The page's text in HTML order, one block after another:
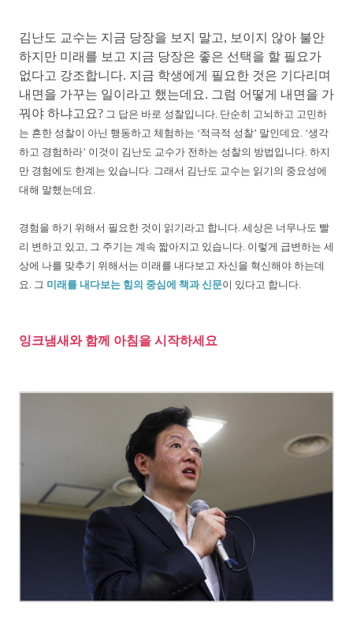
김난도 교수는 지금 당장을 보지 말고, 보이지 않아 불안
하지만 미래를 보고 지금 당장은 좋은 선택을 할 필요가
없다고 강조합니다. 지금 학생에게 필요한 것은 기다리며
내면을 가꾸는 일이라고 했는데요. 그럼 어떻게 내면을 가
꿔야 하냐고요? 그 답은 바로 성찰입니다. 단순히 고뇌하고 고민하
는 흔한 성찰이 아닌 행동하고 체험하는 ‘적극적 성찰’ 말인데요. ‘생각
하고 경험하라’ 이것이 김난도 교수가 전하는 성찰의 방법입니다. 하지
만 경험에도 한계는 있습니다. 그래서 김난도 교수는 읽기의 중요성에
대해 말했는데요.
경험을 하기 위해서 필요한 것이 읽기라고 합니다. 세상은 너무나도 빨
리 변하고 있고, 그 주기는 계속 짧아지고 있습니다. 이렇게 급변하는 세
상에 나를 맞추기 위해서는 미래를 내다보고 자신을 혁신해야 하는데
요. 그 미래를 내다보는 힘의 중심에 책과 신문이 있다고 합니다.
잉크냄새와 함께 아침을 시작하세요